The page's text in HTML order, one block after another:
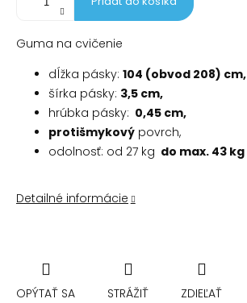
Guma na cvičenie
dĺžka pásky: 104 (obvod 208) cm,
šírka pásky: 3,5 cm,
hrúbka pásky: 0,45 cm,
protišmykový povrch,
odolnosť: od 27 kg do max. 43 kg
Detailné informácie
OPÝTAŤ SA STRÁŽIŤ ZDIEĽAŤ